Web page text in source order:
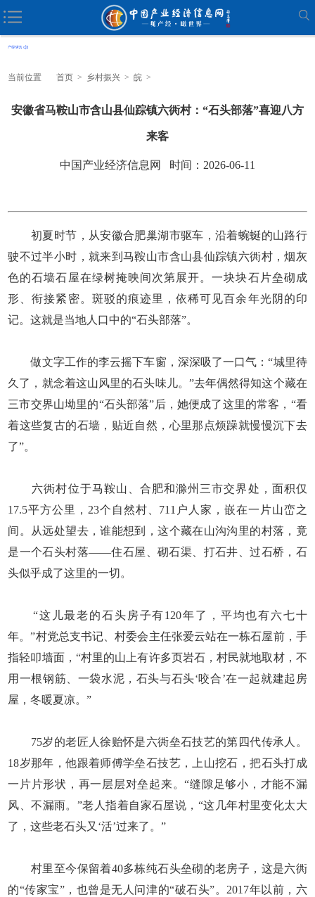
当前位置 首页 > 乡村振兴 > 皖 >
安徽省马鞍山市含山县仙踪镇六衖村：“石头部落”喜迎八方
来客
中国产业经济信息网 时间：2026-06-11
初夏时节，从安徽合肥巢湖市驱车，沿着蜿蜒的山路行
驶不过半小时，就来到马鞍山市含山县仙踪镇六衖村，烟灰
色的石墙石屋在绿树掩映间次第展开。一块块石片垒砌成
形、衔接紧密。斑驳的痕迹里，依稀可见百余年光阴的印
记。这就是当地人口中的“石头部落”。
做文字工作的李云摇下车窗，深深吸了一口气：“城里待
久了，就念着这山风里的石头味儿。”去年偶然得知这个藏在
三市交界山坳里的“石头部落”后，她便成了这里的常客，“看
着这些复古的石墙，贴近自然，心里那点烦躁就慢慢沉下去
了”。
六衖村位于马鞍山、合肥和滁州三市交界处，面积仅
17.5平方公里，23个自然村、711户人家，嵌在一片山峦之
间。从远处望去，谁能想到，这个藏在山沟沟里的村落，竟
是一个石头村落——住石屋、砌石渠、打石井、过石桥，石
头似乎成了这里的一切。
“这儿最老的石头房子有120年了，平均也有六七十
年。”村党总支书记、村委会主任张爱云站在一栋石屋前，手
指轻叩墙面，“村里的山上有许多页岩石，村民就地取材，不
用一根钢筋、一袋水泥，石头与石头‘咬合’在一起就建起房
屋，冬暖夏凉。”
75岁的老匠人徐贻怀是六衖垒石技艺的第四代传承人。
18岁那年，他跟着师傅学垒石技艺，上山挖石，把石头打成
一片片形状，再一层层对垒起来。“缝隙足够小，才能不漏
风、不漏雨。”老人指着自家石屋说，“这几年村里变化太大
了，这些老石头又‘活’过来了。”
村里至今保留着40多栋纯石头垒砌的老房子，这是六衖
的“传家宝”，也曾是无人问津的“破石头”。2017年以前，六